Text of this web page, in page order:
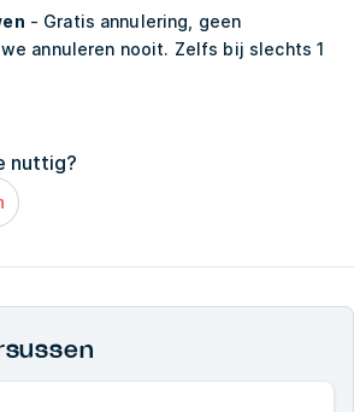
- Gratis annulering, geen
annuleren nooit. Zelfs bij slechts 1
nuttig?